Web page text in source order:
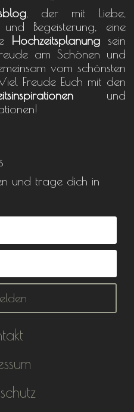
, der mit Liebe,
Begeisterung, eine
Hochzeitsplanungsein
am Schönen und
vom schönsten
Freude Euch mit den
und
und trage dich in